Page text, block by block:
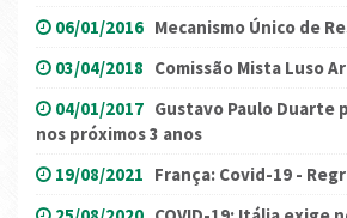
06/01/2016 Mecanismo Único de
03/04/2018 Comissão Mista Luso
04/01/2017 Gustavo Paulo Duarte
nos próximos 3 anos
19/08/2021 França: Covid-19 -